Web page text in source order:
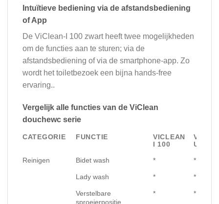
Intuïtieve bediening via de afstandsbediening
of App
De ViClean-I 100 zwart heeft twee mogelijkheden
om de functies aan te sturen; via de
afstandsbediening of via de smartphone-app. Zo
wordt het toiletbezoek een bijna hands-free
ervaring..
Vergelijk alle functies van de ViClean
douchewc serie
CATEGORIE FUNCTIE
VICLEAN
I 100
U+
Reinigen Bidet wash * *
Lady wash * *
Verstelbare
sproeierpositie
* *